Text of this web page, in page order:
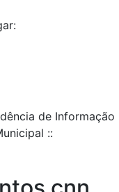
de Informação
::